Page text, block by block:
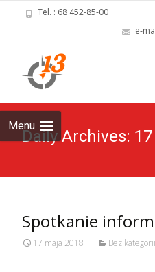
Tel. : 68 452-85-00
e-
Menu
Daily Archives:
Spotkanie
17 maja 2018 Bez kategorii